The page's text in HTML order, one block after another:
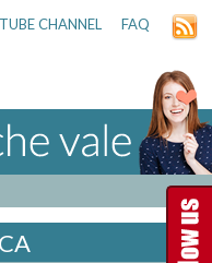
CHANNEL FAQ